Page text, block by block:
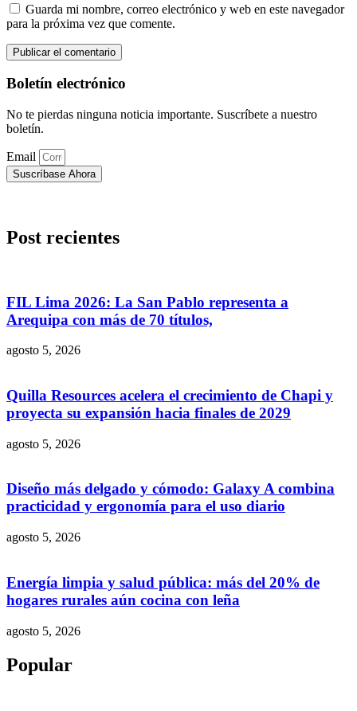
Guarda mi nombre, correo electrónico y web en este navegador
para la próxima vez que comente.
Boletín electrónico
No te pierdas ninguna noticia importante. Suscríbete a nuestro
boletín.
Email
Suscríbase Ahora
Post recientes
FIL Lima 2026: La San Pablo representa a
Arequipa con más de 70 títulos,
agosto 5, 2026
Quilla Resources acelera el crecimiento de Chapi y
proyecta su expansión hacia finales de 2029
agosto 5, 2026
Diseño más delgado y cómodo: Galaxy A combina
practicidad y ergonomía para el uso diario
agosto 5, 2026
Energía limpia y salud pública: más del 20% de
hogares rurales aún cocina con leña
agosto 5, 2026
Popular